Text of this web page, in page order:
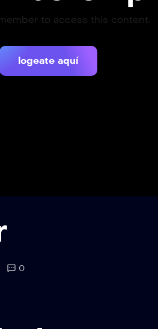
to access this content.
logeate aquí
0